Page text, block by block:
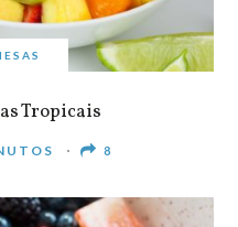
Tropicais
8